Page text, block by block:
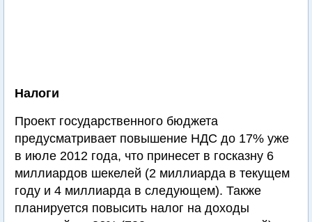
Налоги
Проект государственного бюджета
предусматривает повышение НДС до 17% уже
в июле 2012 года, что принесет в госказну 6
миллиардов шекелей (2 миллиарда в текущем
году и 4 миллиарда в следующем). Также
планируется повысить налог на доходы